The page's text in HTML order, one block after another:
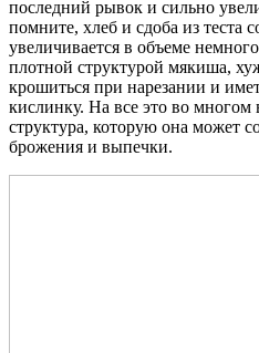
последний рывок и сильно
помните, хлеб и сдоба из теста
увеличивается в объеме
плотной структурой мякиша,
крошиться при нарезании и
кислинку. На все это во многом
структура, которую она может
брожения и выпечки.